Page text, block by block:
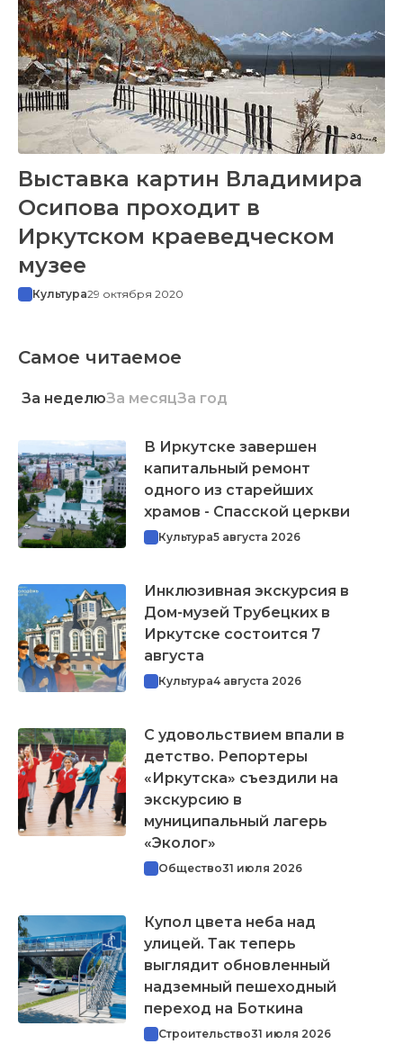
Выставка картин Владимира
Осипова проходит в
Иркутском краеведческом
музее
Культура29 октября 2020
Самое читаемое
За неделюЗа месяцЗа год
В Иркутске завершен
капитальный ремонт
одного из старейших
храмов - Спасской церкви
Культура5 августа 2026
Инклюзивная экскурсия в
Дом-музей Трубецких в
Иркутске состоится 7
августа
Культура4 августа 2026
С удовольствием впали в
детство. Репортеры
«Иркутска» съездили на
экскурсию в
муниципальный лагерь
«Эколог»
Общество31 июля 2026
Купол цвета неба над
улицей. Так теперь
выглядит обновленный
надземный пешеходный
переход на Боткина
Строительство31 июля 2026